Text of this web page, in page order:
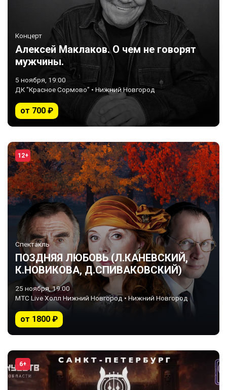
Концерт
Алексей Маклаков. О чем не говорят
мужчины.
5 ноября, 19:00
ДК "Красное Сормово" • Нижний Новгород
от 700 ₽
12+
Спектакль
ПОЗДНЯЯ ЛЮБОВЬ (Л.КАНЕВСКИЙ,
К.НОВИКОВА, Д.СПИВАКОВСКИЙ)
25 ноября, 19:00
МТС Live Холл Нижний Новгород • Нижний Новгород
от 1800 ₽
6+